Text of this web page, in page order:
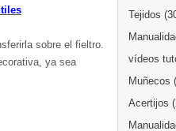
sobre el fieltro.
ya sea
Tejidos
vídeos
Muñecos
Acertijos